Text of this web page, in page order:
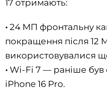
17 отримають:
• 24 МП фронтальну
покращення після 12
використовувалися
• Wi-Fi 7 — раніше
iPhone 16 Pro.